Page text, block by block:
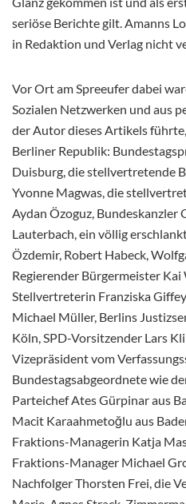
seriöse Berichte gilt. Amanns
in Redaktion und Verlag nicht
Vor Ort am Spreeufer dabei
Sozialen Netzwerken und aus
der Autor dieses Artikels
Berliner Republik:
Duisburg, die stellvertretende
Yvonne Magwas, die
Aydan Özoguz, Bundeskanzler
Lauterbach, ein völlig
Özdemir, Robert Habeck,
Regierender Bürgermeister Kai
Stellvertreterin Franziska
Michael Müller, Berlins
Köln, SPD-Vorsitzender Lars
Vizepräsident vom
Bundestagsabgeordnete wie
Parteichef Ates Gürpinar aus
Macit Karaahmetoğlu aus
Fraktions-Managerin Katja
Fraktions-Manager Michael
Nachfolger Thorsten Frei, die